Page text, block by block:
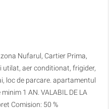
Nufarul, Cartier Prima,
aer conditionat, frigider,
loc de parcare. apartamentul
1 AN. VALABIL DE LA
Comision: 50 %